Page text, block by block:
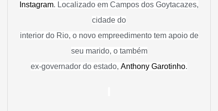
Instagram. Localizado em Campos dos Goytacazes,
cidade do
interior do Rio, o novo empreedimento tem apoio de
seu marido, o também
ex-governador do estado, Anthony Garotinho.